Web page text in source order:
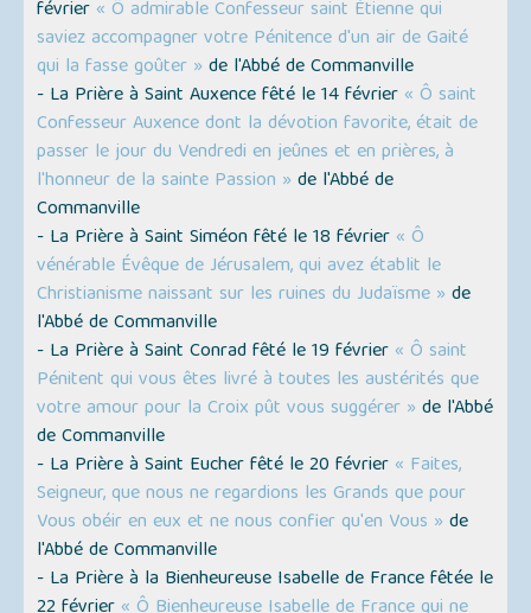
février « Ô admirable Confesseur saint Étienne qui
saviez accompagner votre Pénitence d'un air de Gaité
qui la fasse goûter » de l'Abbé de Commanville
- La Prière à Saint Auxence fêté le 14 février « Ô saint
Confesseur Auxence dont la dévotion favorite, était de
passer le jour du Vendredi en jeûnes et en prières, à
l'honneur de la sainte Passion » de l'Abbé de
Commanville
- La Prière à Saint Siméon fêté le 18 février « Ô
vénérable Évêque de Jérusalem, qui avez établit le
Christianisme naissant sur les ruines du Judaïsme » de
l'Abbé de Commanville
- La Prière à Saint Conrad fêté le 19 février « Ô saint
Pénitent qui vous êtes livré à toutes les austérités que
votre amour pour la Croix pût vous suggérer » de l'Abbé
de Commanville
- La Prière à Saint Eucher fêté le 20 février « Faites,
Seigneur, que nous ne regardions les Grands que pour
Vous obéir en eux et ne nous confier qu'en Vous » de
l'Abbé de Commanville
- La Prière à la Bienheureuse Isabelle de France fêtée le